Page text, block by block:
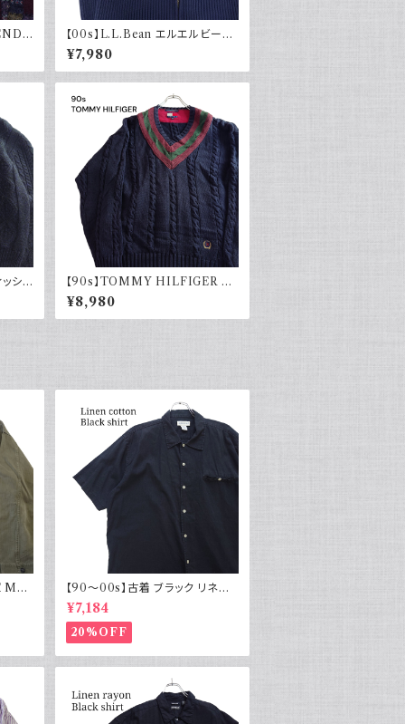
【00s】L.L.Bean エルエルビーン
ドライバーズニット リブ編み ネイ
ビー セーター コットンニット 古着
アウトドア
¥7,980
シャ
【90s】TOMMY HILFIGER ト
ミーヒルフィガー オールドトミー
チルデンニット コットン セーター
ネイビー 刺繍 90年代
¥8,980
M43
【90～00s】古着 ブラック リネン
コットンシャツ 黒 ボックスシルエッ
ト
¥7,184
20%OFF